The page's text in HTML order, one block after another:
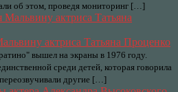
об этом, проведя мониторинг […]
актриса Татьяна Проценко
вышел на экраны в 1976 году.
среди детей, которая говорила
другие […]